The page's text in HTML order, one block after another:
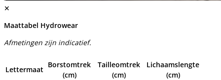
✕
Maattabel Hydrowear
Afmetingen zijn indicatief.
Lettermaat
Borstomtrek
(cm)
Tailleomtrek
(cm)
Lichaamslengte
(cm)